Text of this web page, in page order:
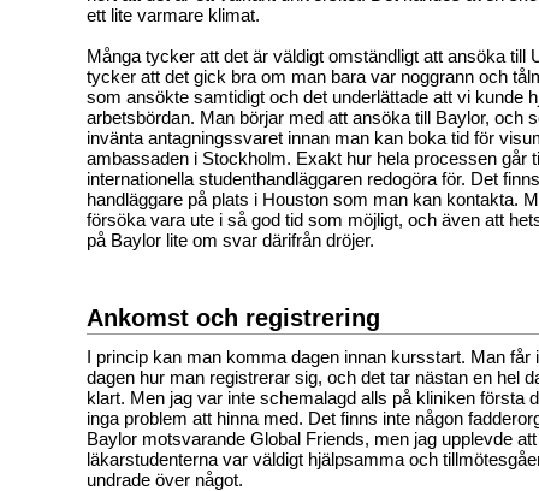
ett lite varmare klimat.
Många tycker att det är väldigt omständligt att ansöka till
tycker att det gick bra om man bara var noggrann och
som ansökte samtidigt och det underlättade att vi kunde
arbetsbördan. Man börjar med att ansöka till Baylor, och
invänta antagningssvaret innan man kan boka tid för
ambassaden i Stockholm. Exakt hur hela processen går
internationella studenthandläggaren redogöra för. Det
handläggare på plats i Houston som man kan kontakta.
försöka vara ute i så god tid som möjligt, och även att
på Baylor lite om svar därifrån dröjer.
Ankomst och registrering
I princip kan man komma dagen innan kursstart. Man får
dagen hur man registrerar sig, och det tar nästan en hel
klart. Men jag var inte schemalagd alls på kliniken första
inga problem att hinna med. Det finns inte någon
Baylor motsvarande Global Friends, men jag upplevde
läkarstudenterna var väldigt hjälpsamma och
undrade över något.